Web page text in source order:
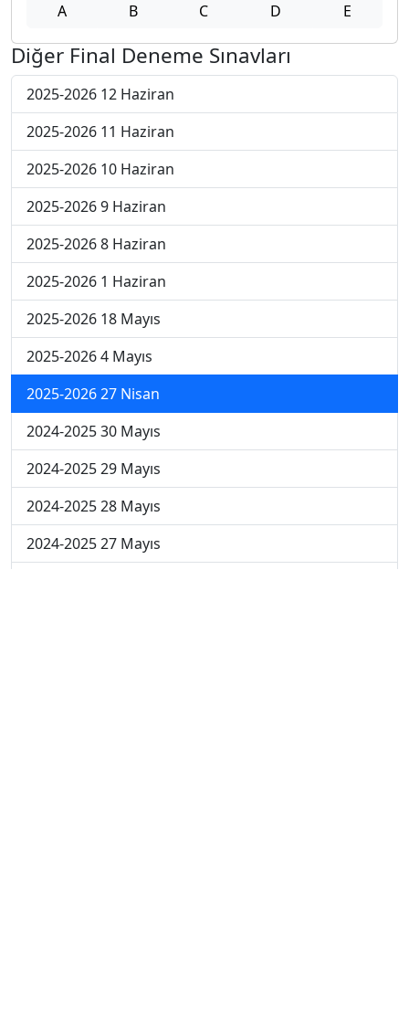
A B C D E
Diğer Final Deneme Sınavları
2025-2026 12 Haziran
2025-2026 11 Haziran
2025-2026 10 Haziran
2025-2026 9 Haziran
2025-2026 8 Haziran
2025-2026 1 Haziran
2025-2026 18 Mayıs
2025-2026 4 Mayıs
2025-2026 27 Nisan
2024-2025 30 Mayıs
2024-2025 29 Mayıs
2024-2025 28 Mayıs
2024-2025 27 Mayıs